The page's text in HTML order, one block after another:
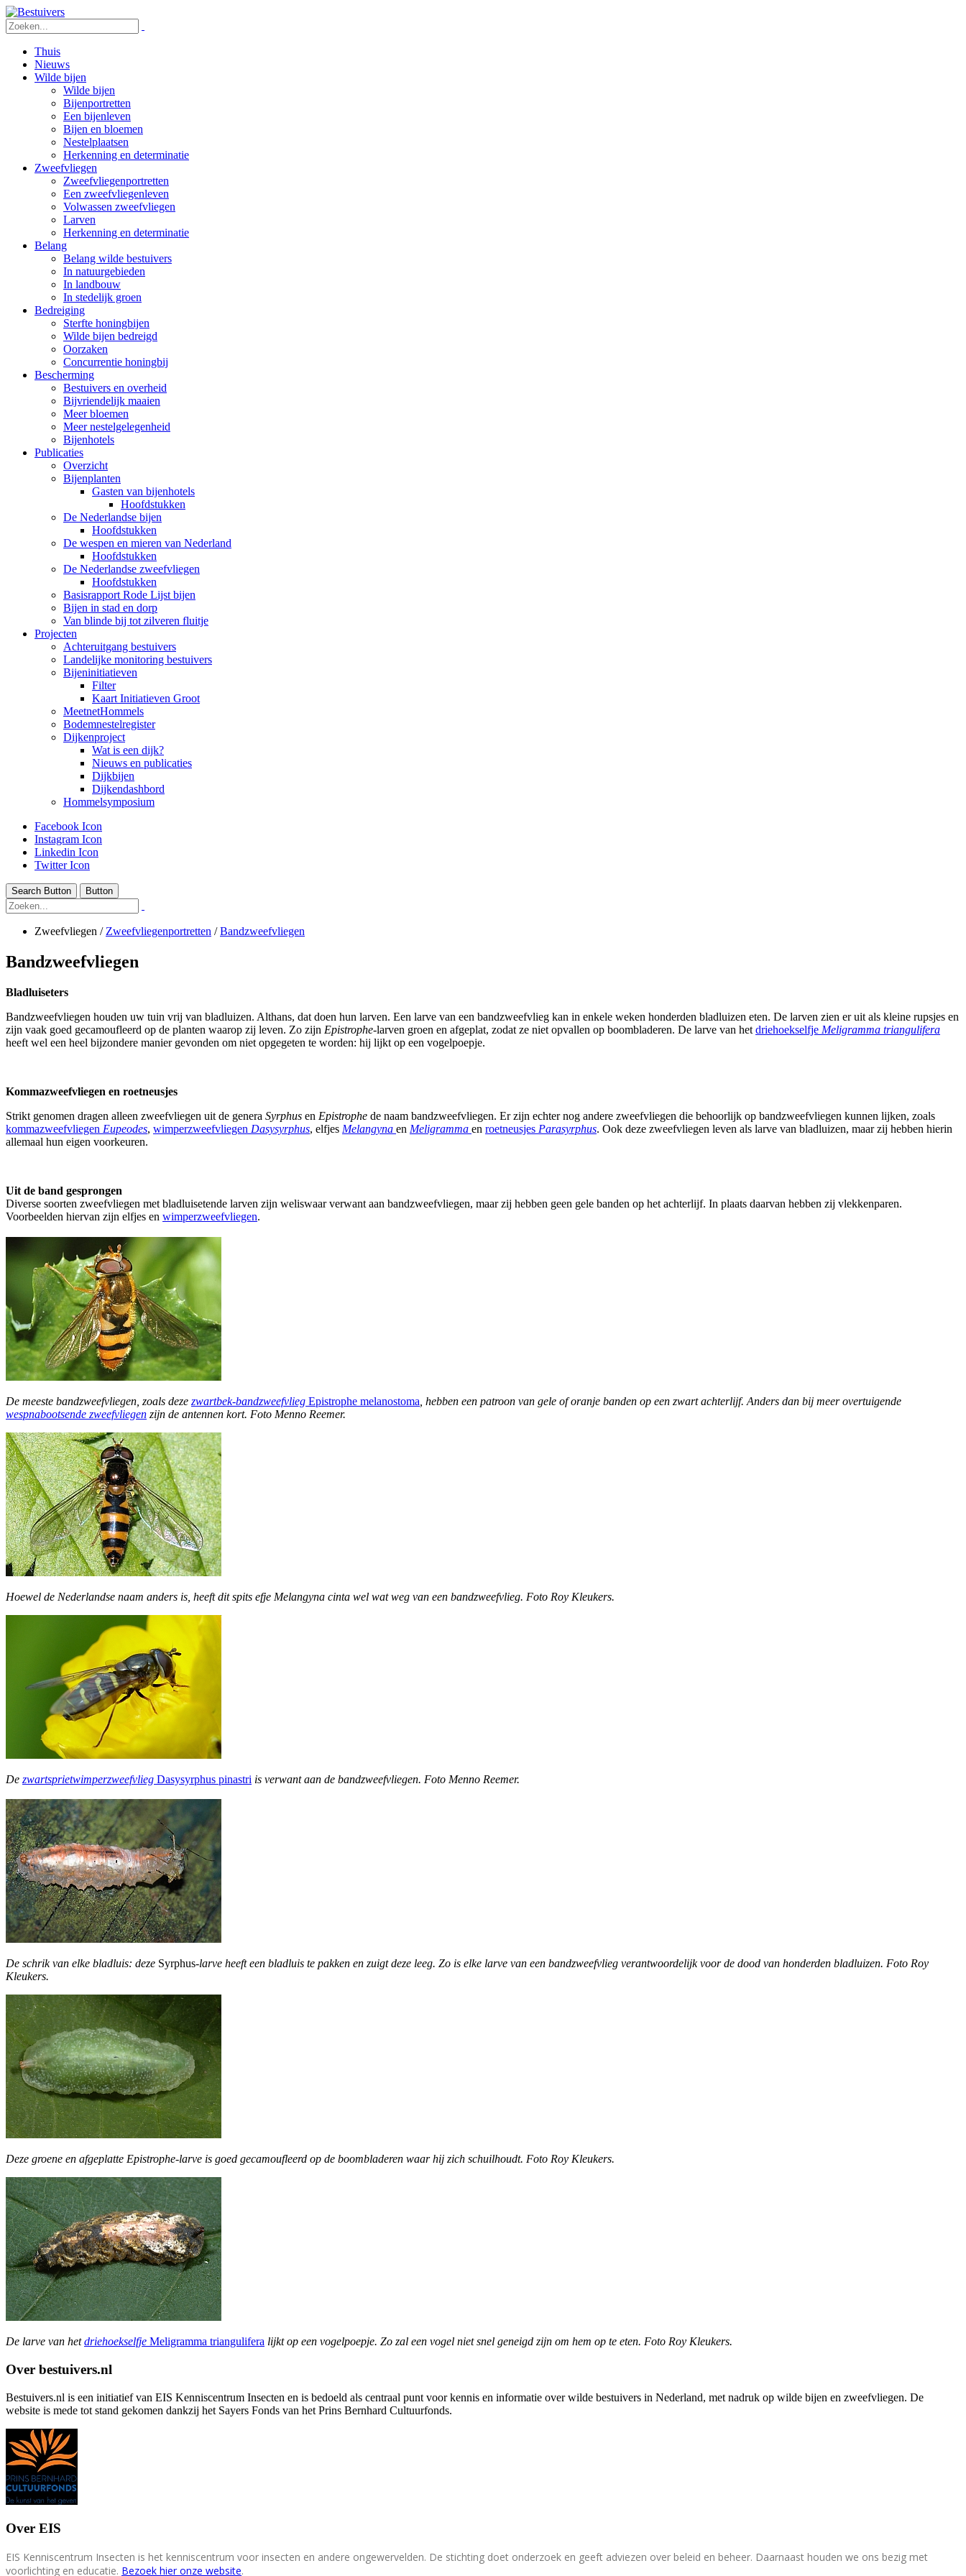
Thuis
Nieuws
Wilde bijen
Wilde bijen
Bijenportretten
Een bijenleven
Bijen en bloemen
Nestelplaatsen
Herkenning en determinatie
Zweefvliegen
Zweefvliegenportretten
Een zweefvliegenleven
Volwassen zweefvliegen
Larven
Herkenning en determinatie
Belang
Belang wilde bestuivers
In natuurgebieden
In landbouw
In stedelijk groen
Bedreiging
Sterfte honingbijen
Wilde bijen bedreigd
Oorzaken
Concurrentie honingbij
Bescherming
Bestuivers en overheid
Bijvriendelijk maaien
Meer bloemen
Meer nestelgelegenheid
Bijenhotels
Publicaties
Overzicht
Bijenplanten
Gasten van bijenhotels
Hoofdstukken
De Nederlandse bijen
Hoofdstukken
De wespen en mieren van Nederland
Hoofdstukken
De Nederlandse zweefvliegen
Hoofdstukken
Basisrapport Rode Lijst bijen
Bijen in stad en dorp
Van blinde bij tot zilveren fluitje
Projecten
Achteruitgang bestuivers
Landelijke monitoring bestuivers
Bijeninitiatieven
Filter
Kaart Initiatieven Groot
MeetnetHommels
Bodemnestelregister
Dijkenproject
Wat is een dijk?
Nieuws en publicaties
Dijkbijen
Dijkendashbord
Hommelsymposium
Facebook Icon
Instagram Icon
Linkedin Icon
Twitter Icon
Search Button Button
Zweefvliegen / Zweefvliegenportretten /Bandzweefvliegen
Bandzweefvliegen
Bladluiseters
Bandzweefvliegen houden uw tuin vrij van bladluizen. Althans, dat doen hun larven. Een larve van een bandzweefvlieg kan in enkele weken honderden bladluizen eten. De larven zien er uit als kleine rupsjes en
zijn vaak goed gecamoufleerd op de planten waarop zij leven. Zo zijn Epistrophe-larven groen en afgeplat, zodat ze niet opvallen op boombladeren. De larve van het driehoekselfje Meligramma triangulifera
heeft wel een heel bijzondere manier gevonden om niet opgegeten te worden: hij lijkt op een vogelpoepje.
Kommazweefvliegen en roetneusjes
Strikt genomen dragen alleen zweefvliegen uit de genera Syrphus en Epistrophe de naam bandzweefvliegen. Er zijn echter nog andere zweefvliegen die behoorlijk op bandzweefvliegen kunnen lijken, zoals
kommazweefvliegen Eupeodes, wimperzweefvliegen Dasysyrphus, elfjes Melangyna en Meligramma en roetneusjes Parasyrphus. Ook deze zweefvliegen leven als larve van bladluizen, maar zij hebben hierin
allemaal hun eigen voorkeuren.
Uit de band gesprongen
Diverse soorten zweefvliegen met bladluisetende larven zijn weliswaar verwant aan bandzweefvliegen, maar zij hebben geen gele banden op het achterlijf. In plaats daarvan hebben zij vlekkenparen.
Voorbeelden hiervan zijn elfjes en wimperzweefvliegen.
De meeste bandzweefvliegen, zoals deze zwartbek-bandzweefvlieg Epistrophe melanostoma , hebben een patroon van gele of oranje banden op een zwart achterlijf. Anders dan bij meer overtuigende
wespnabootsende zweefvliegen zijn de antennen kort. Foto Menno Reemer.
Hoewel de Nederlandse naam anders is, heeft dit spits efje Melangyna cinta wel wat weg van een bandzweefvlieg. Foto Roy Kleukers.
De zwartsprietwimperzweefvlieg Dasysyrphus pinastri is verwant aan de bandzweefvliegen. Foto Menno Reemer.
De schrik van elke bladluis: deze Syrphus-larve heeft een bladluis te pakken en zuigt deze leeg. Zo is elke larve van een bandzweefvlieg verantwoordelijk voor de dood van honderden bladluizen. Foto Roy
Kleukers.
Deze groene en afgeplatte Epistrophe-larve is goed gecamoufleerd op de boombladeren waar hij zich schuilhoudt. Foto Roy Kleukers.
De larve van hetdriehoekselfje Meligramma triangulifera lijkt op een vogelpoepje. Zo zal een vogel niet snel geneigd zijn om hem op te eten. Foto Roy Kleukers.
Over bestuivers.nl
Bestuivers.nl is een initiatief van EIS Kenniscentrum Insecten en is bedoeld als centraal punt voor kennis en informatie over wilde bestuivers in Nederland, met nadruk op wilde bijen en zweefvliegen. De
website is mede tot stand gekomen dankzij het Sayers Fonds van het Prins Bernhard Cultuurfonds.
Over EIS
EIS Kenniscentrum Insecten is het kenniscentrum voor insecten en andere ongewervelden. De stichting doet onderzoek en geeft adviezen over beleid en beheer. Daarnaast houden we ons bezig met
voorlichting en educatie. Bezoek hier onze website.